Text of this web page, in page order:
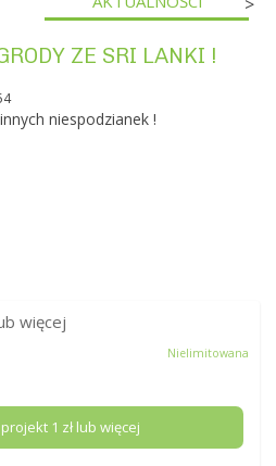
ZE SRI LANKI !
niespodzianek !
więcej
Nielimitowana
1 zł lub więcej